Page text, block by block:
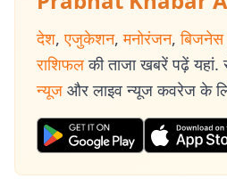
देश, एजुकेशन, मनोरंजन,
राशिफल की ताजा खबरें पढ़ें यहां.
न्यूज और लाइव न्यूज कवरेज के